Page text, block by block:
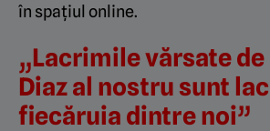
în spațiul online.
„Lacrimile vărsate
Diaz al nostru sunt
fiecăruia dintre noi”